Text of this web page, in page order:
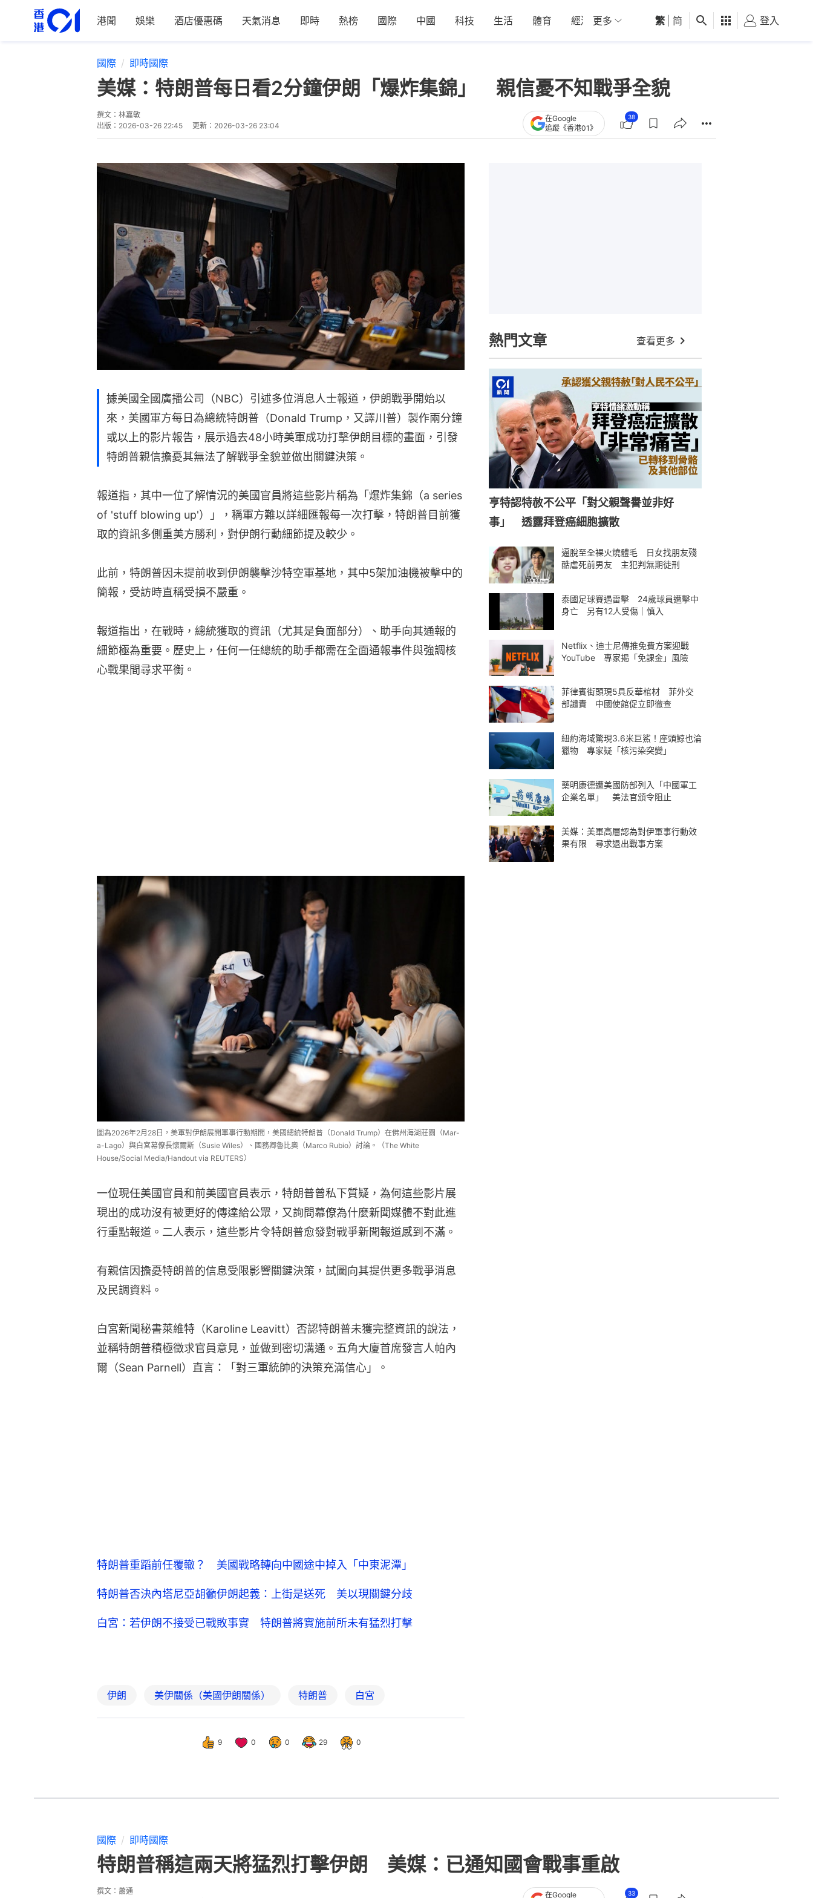
港聞 娛樂 酒店優惠碼 天氣消息 即時 熱榜 國際 中國 科技 生活 體育 經濟 01深圳 觀點 健康 好食玩飛
更多 繁 简 登入
國際 即時國際
美媒：特朗普每日看2分鐘伊朗「爆炸集錦」 親信憂不知戰爭全貌
撰文： 林嘉敏
出版： 2026-03-26 22:45 更新： 2026-03-26 23:04
在Google
追蹤《香港01》
38
據美國全國廣播公司（NBC）引述多位消息人士報道，伊朗戰爭開始以
來，美國軍方每日為總統特朗普（Donald Trump，又譯川普）製作兩分鐘
或以上的影片報告，展示過去48小時美軍成功打擊伊朗目標的畫面，引發
特朗普親信擔憂其無法了解戰爭全貌並做出關鍵決策。
報道指，其中一位了解情況的美國官員將這些影片稱為「爆炸集錦（a series
of 'stuff blowing up'）」，稱軍方難以詳細匯報每一次打擊，特朗普目前獲
取的資訊多側重美方勝利，對伊朗行動細節提及較少。
此前，特朗普因未提前收到伊朗襲擊沙特空軍基地，其中5架加油機被擊中的
簡報，受訪時直稱受損不嚴重。
報道指出，在戰時，總統獲取的資訊（尤其是負面部分）、助手向其通報的
細節極為重要。歷史上，任何一任總統的助手都需在全面通報事件與強調核
心戰果間尋求平衡。
圖為2026年2月28日，美軍對伊朗展開軍事行動期間，美國總統特朗普（Donald Trump）在佛州海湖莊園（Mar-
a-Lago）與白宮幕僚長懷爾斯（Susie Wiles）、國務卿魯比奧（Marco Rubio）討論。（The White
House/Social Media/Handout via REUTERS）
一位現任美國官員和前美國官員表示，特朗普曾私下質疑，為何這些影片展
現出的成功沒有被更好的傳達給公眾，又詢問幕僚為什麼新聞媒體不對此進
行重點報道。二人表示，這些影片令特朗普愈發對戰爭新聞報道感到不滿。
有親信因擔憂特朗普的信息受限影響關鍵決策，試圖向其提供更多戰爭消息
及民調資料。
白宮新聞秘書萊維特（Karoline Leavitt）否認特朗普未獲完整資訊的說法，
並稱特朗普積極徵求官員意見，並做到密切溝通。五角大廈首席發言人帕內
爾（Sean Parnell）直言：「對三軍統帥的決策充滿信心」。
特朗普重蹈前任覆轍？ 美國戰略轉向中國途中掉入「中東泥潭」
特朗普否決內塔尼亞胡籲伊朗起義：上街是送死 美以現關鍵分歧
白宮：若伊朗不接受已戰敗事實 特朗普將實施前所未有猛烈打擊
伊朗 美伊關係（美國伊朗關係） 特朗普 白宮
9 0 0 29 0
熱門文章 查看更多
亨特認特赦不公平「對父親聲譽並非好
事」 透露拜登癌細胞擴散
逼脫至全裸火燒體毛 日女找朋友殘
酷虐死前男友 主犯判無期徒刑
泰國足球賽遇雷擊 24歲球員遭擊中
身亡 另有12人受傷｜慎入
Netflix、迪士尼傳推免費方案迎戰
YouTube 專家揭「免課金」風險
菲律賓街頭現5具反華棺材 菲外交
部譴責 中國使館促立即徹查
紐約海域驚現3.6米巨鯊！座頭鯨也淪
獵物 專家疑「核污染突變」
藥明康德遭美國防部列入「中國軍工
企業名單」 美法官頒令阻止
美媒：美軍高層認為對伊軍事行動效
果有限 尋求退出戰事方案
國際 即時國際
特朗普稱這兩天將猛烈打擊伊朗 美媒：已通知國會戰事重啟
撰文： 蕭通
在Google
33